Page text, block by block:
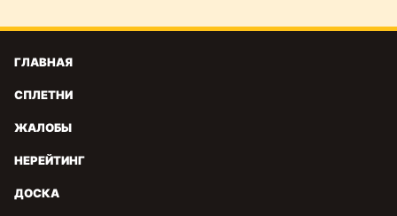
ГЛАВНАЯ
СПЛЕТНИ
ЖАЛОБЫ
НЕРЕЙТИНГ
ДОСКА